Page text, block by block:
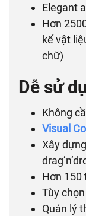
Elegant
Hơn
kế vật
chữ)
Dễ sử
Không
Visual
Xây
Hơn 150
Tùy
Quản lý